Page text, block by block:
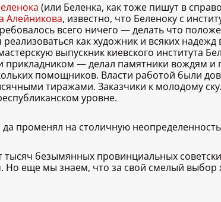
(или Беленка, как тоже пишут в
Алейникова, известно, что Беленоку с
всего ничего — делать что
как художник и всяких надежд
выпускник киевского института
прикладником — делал памятники вождям
помощников. Власти работой были
тиражами. Заказчики к молодому
уровне.
променял на столичную
безымянных провинциальных
еще мы знаем, что за свой смелый выбор